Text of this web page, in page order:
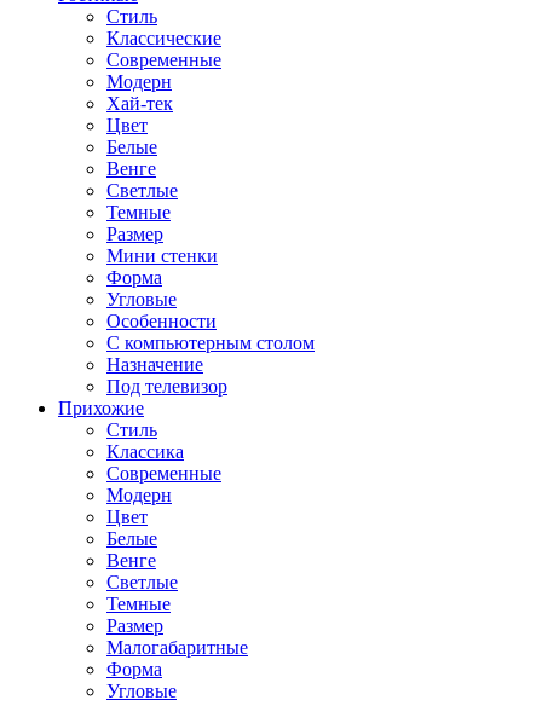
Стиль
Классические
Современные
Модерн
Хай-тек
Цвет
Белые
Венге
Светлые
Темные
Размер
Мини стенки
Форма
Угловые
Особенности
С компьютерным столом
Назначение
Под телевизор
Прихожие
Стиль
Классика
Современные
Модерн
Цвет
Белые
Венге
Светлые
Темные
Размер
Малогабаритные
Форма
Угловые